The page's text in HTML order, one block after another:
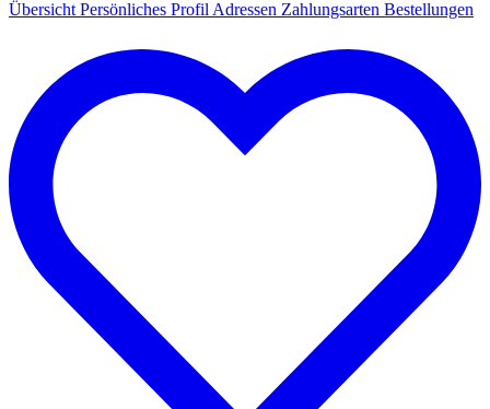
Übersicht Persönliches Profil Adressen Zahlungsarten Bestellungen